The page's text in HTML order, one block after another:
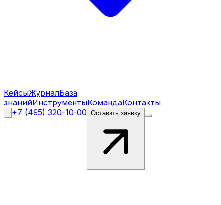
КейсыЖурналБаза
знанийИнструментыКомандаКонтакты
+7 (495) 320-10-00 Оставить заявку